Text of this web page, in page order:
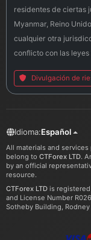
residentes de ciertas
Myanmar, Reino
cualquier otra
conflicto con las
Divulgación de
Idioma:Español
All materials and
belong to CTForex LTD.
by an official
resource.
CTForex LTD is
and License Number
Sotheby Building,